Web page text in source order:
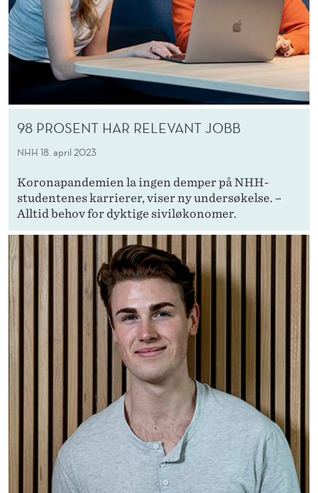
98 PROSENT HAR RELEVANT JOBB
NHH 18. april 2023
Koronapandemien la ingen demper på NHH-
studentenes karrierer, viser ny undersøkelse. –
Alltid behov for dyktige siviløkonomer.